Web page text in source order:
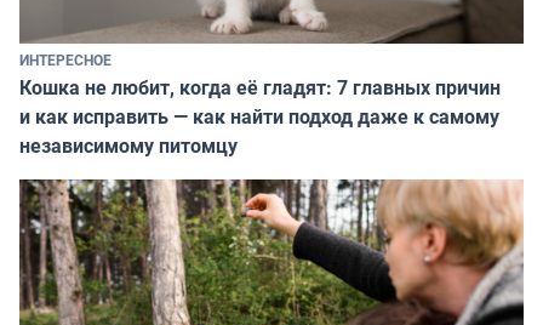
ИНТЕРЕСНОЕ
Кошка не любит, когда её гладят: 7 главных причин
и как исправить — как найти подход даже к самому
независимому питомцу